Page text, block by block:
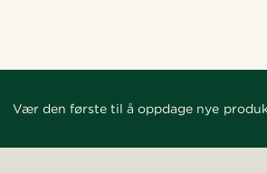
Vær den første til å oppdage nye